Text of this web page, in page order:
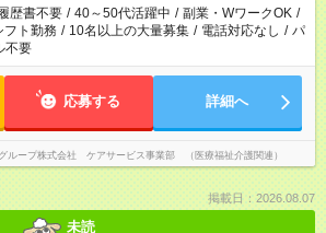
場合があります
歴書不要 / 40～50代活躍中 / 副業・WワークOK /
フト勤務 / 10名以上の大量募集 / 電話対応なし / パ
不要
応募する 詳細へ
ループ株式会社 ケアサービス事業部 （医療福祉介護関連）
掲載日：2026.08.07
未読